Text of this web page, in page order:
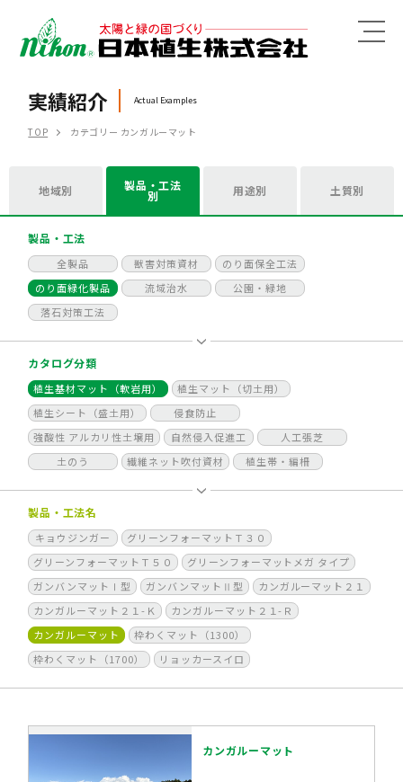
MENU
実績紹介 Actual Examples
TOP カテゴリー カンガルーマット
地域別 製品・工法
別 用途別 土質別
製品・工法
全製品 獣害対策資材
のり面保全工法
のり面緑化製品
流域治水
公園・緑地
落石対策工法
カタログ分類
植生基材マット（軟岩用）
植生マット（切土用）
植生シート（盛土用）
侵食防止
強酸性 アルカリ性土壌用
自然侵入促進工
人工張芝
土のう
繊維ネット吹付資材 植生帯・編柵
製品・工法名
キョウジンガー
グリーンフォーマットＴ３０
グリーンフォーマットＴ５０
グリーンフォーマットメガ タイプ
ガンバンマットⅠ型
ガンバンマットⅡ型
カンガルーマット２１
カンガルーマット２１-Ｋ
カンガルーマット２１-Ｒ
カンガルーマット
枠わくマット（1300）
枠わくマット（1700）
リョッカースイロ
カンガルーマット